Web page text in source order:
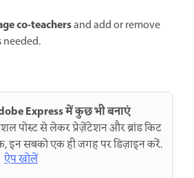
co-teachersand add or remove
needed.
Express में कुछ भी बनाएं
पोस्ट से लेकर प्रेज़ेंटेशन और ब्रांड किट
इन सबको एक ही जगह पर डिज़ाइन करें.
ऐप खोलें